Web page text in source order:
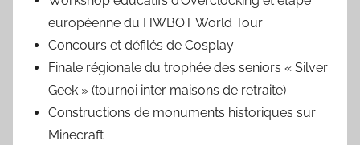
européenne du HWBOT World Tour
Concours et défilés de Cosplay
Finale régionale du trophée des seniors « Silver
Geek » (tournoi inter maisons de retraite)
Constructions de monuments historiques sur
Minecraft